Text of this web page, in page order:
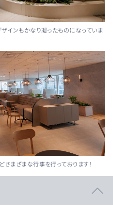
インもかなり凝ったものになっていま
まざまな行事を行っております！